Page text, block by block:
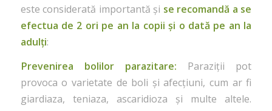
este considerată importantă și se recomandă a se
efectua de 2 ori pe an la copii și o dată pe an la
adulți:
Prevenirea bolilor parazitare: Paraziții pot
provoca o varietate de boli și afecțiuni, cum ar fi
giardiaza, teniaza, ascaridioza și multe altele.